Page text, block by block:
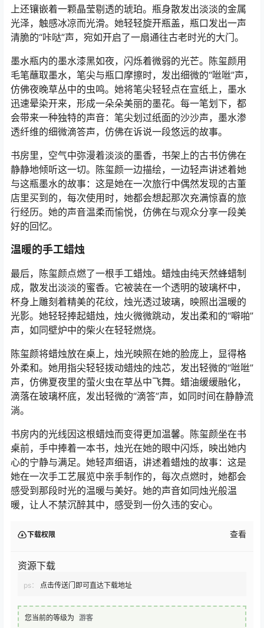
上还镶嵌着一颗晶莹剔透的琥珀。瓶身散发出淡淡的金属
光泽，触感冰凉而光滑。她轻轻旋开瓶盖，瓶口发出一声
清脆的“咔哒”声，宛如开启了一扇通往古老时光的大门。
墨水瓶内的墨水漆黑如夜，闪烁着微弱的光芒。陈玺颜用
毛笔蘸取墨水，笔尖与瓶口摩擦时，发出细微的“咝咝”声，
仿佛夜晚草丛中的虫鸣。她将笔尖轻轻点在宣纸上，墨水
迅速晕染开来，形成一朵朵美丽的墨花。每一笔划下，都
会带来一种独特的声音：笔尖划过纸面的沙沙声，墨水渗
透纤维的细微滴答声，仿佛在诉说一段悠远的故事。
书房里，空气中弥漫着淡淡的墨香，书架上的古书仿佛在
静静地倾听这一切。陈玺颜一边描绘，一边轻声讲述着她
与这瓶墨水的故事：这是她在一次旅行中偶然发现的古董
店里买到的，每次使用时，她都会想起那次充满惊喜的旅
行经历。她的声音温柔而愉悦，仿佛在与观众分享一段美
好的回忆。
温暖的手工蜡烛
最后，陈玺颜点燃了一根手工蜡烛。蜡烛由纯天然蜂蜡制
成，散发出淡淡的蜜香。它被装在一个透明的玻璃杯中，
杯身上雕刻着精美的花纹，烛光透过玻璃，映照出温暖的
光影。她轻轻捧起蜡烛，烛火微微跳动，发出柔和的“噼啪”
声，如同壁炉中的柴火在轻轻燃烧。
陈玺颜将蜡烛放在桌上，烛光映照在她的脸庞上，显得格
外柔和。她用指尖轻轻拨动蜡烛的烛芯，发出轻微的“咝咝”
声，仿佛夏夜里的萤火虫在草丛中飞舞。蜡油缓缓融化，
滴落在玻璃杯底，发出轻微的“滴答”声，如同时间在静静流
淌。
书房内的光线因这根蜡烛而变得更加温馨。陈玺颜坐在书
桌前，手中捧着一本书，烛光在她的眼中闪烁，映出她内
心的宁静与满足。她轻声细语，讲述着蜡烛的故事：这是
她在一次手工艺展览中亲手制作的，每次点燃时，她都会
感受到那段时光的温暖与美好。她的声音如同烛光般温
暖，让人不禁沉醉其中，感受到一份久违的安心。
下载权限 查看
资源下载
ps： 点击传送门即可直达下载地址
您当前的等级为 游客